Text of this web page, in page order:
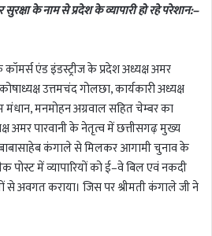
के नाम से प्रदेश के व्यापारी हो रहे परेशान:–
एंड इंडस्ट्रीज के प्रदेश अध्यक्ष अमर
उत्तमचंद गोलछा, कार्यकारी अध्यक्ष
मंधान, मनमोहन अग्रवाल सहित चेम्बर का
अमर पारवानी के नेतृत्व में छत्तीसगढ़ मुख्य
बाबासाहेब कंगाले से मिलकर आगामी चुनाव के
पोस्ट में व्यापारियों को ई–वे बिल एवं नकदी
से अवगत कराया। जिस पर श्रीमती कंगाले जी ने